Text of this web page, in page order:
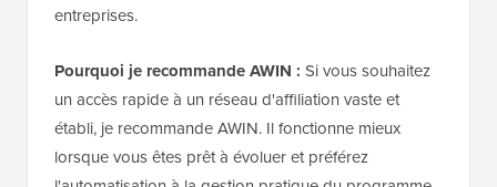
entreprises.
Pourquoi je recommande AWIN : Si vous souhaitez
un accès rapide à un réseau d'affiliation vaste et
établi, je recommande AWIN. Il fonctionne mieux
lorsque vous êtes prêt à évoluer et préférez